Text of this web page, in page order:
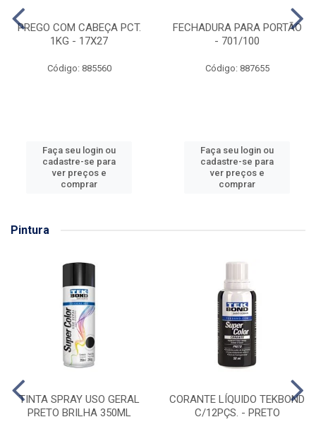
PREGO COM CABEÇA PCT.
1KG - 17X27
Código: 885560
Faça seu login ou
cadastre-se para
ver preços e
comprar
FECHADURA PARA PORTÃO
- 701/100
Código: 887655
Faça seu login ou
cadastre-se para
ver preços e
comprar
Pintura
TINTA SPRAY USO GERAL
PRETO BRILHA 350ML
CORANTE LÍQUIDO TEKBOND
C/12PÇS. - PRETO